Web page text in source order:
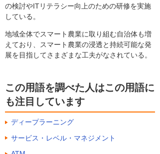
の検討やITリテラシー向上のための研修を実施
している。
地域全体でスマート農業に取り組む自治体も増
えており、スマート農業の浸透と持続可能な発
展を目指してさまざまな工夫がなされている。
この用語を調べた人はこの用語に
も注目しています
ディープラーニング
サービス・レベル・マネジメント